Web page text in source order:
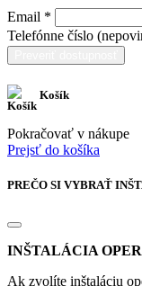
Email *
Telefónne číslo
Košík
Pokračovať v nákupe
Prejsť do košíka
PREČO SI VYBRAŤ
INŠTALÁCIA
Ak zvolíte inštaláciu